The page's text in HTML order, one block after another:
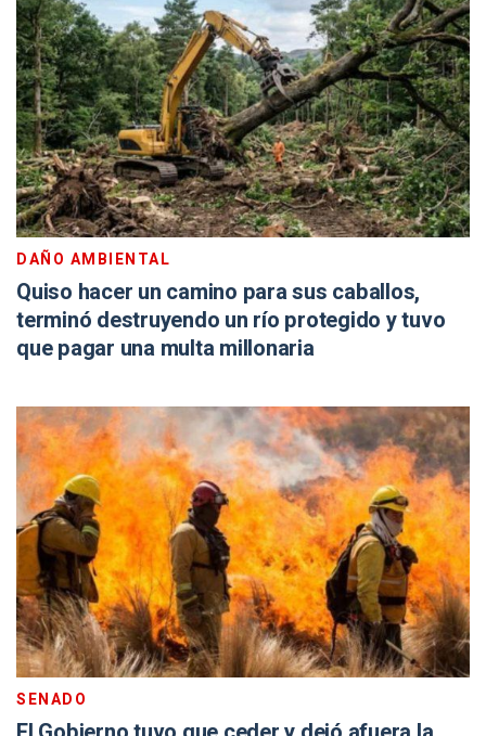
DAÑO AMBIENTAL
Quiso hacer un camino para sus caballos,
terminó destruyendo un río protegido y tuvo
que pagar una multa millonaria
SENADO